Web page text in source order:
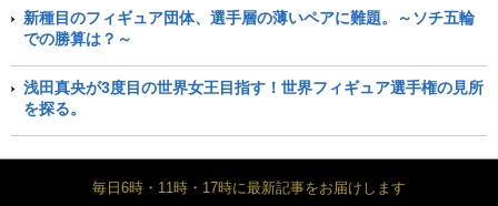
新種目のフィギュア団体、選手層の薄いペアに難題。～ソチ五輪
での勝算は？～
浅田真央が3度目の世界女王目指す！世界フィギュア選手権の見所
を探る。
毎日6時・11時・17時に最新記事をお届けします